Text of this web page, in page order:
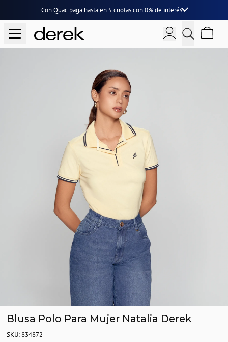
Con Quac paga hasta en 5 cuotascon0% de interés
Blusa Polo Para Mujer Natalia Derek
SKU: 834872